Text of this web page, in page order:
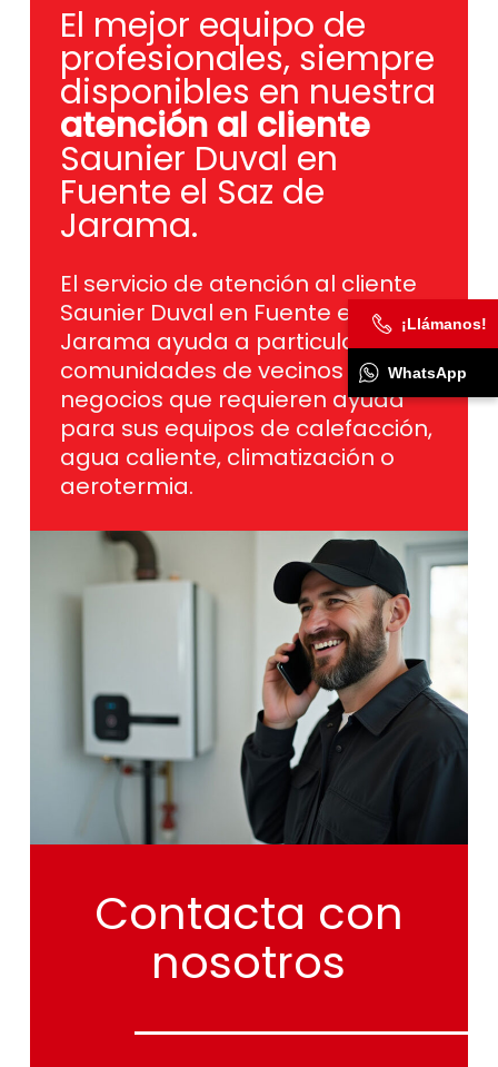
El mejor equipo de
profesionales, siempre
disponibles en nuestra
atención al cliente
Saunier Duval en
Fuente el Saz de
Jarama.
El servicio de atención al cliente
Saunier Duval en Fuente el Saz de
Jarama ayuda a particulares,
comunidades de vecinos y
negocios que requieren ayuda
para sus equipos de calefacción,
agua caliente, climatización o
aerotermia.
Contacta con
nosotros
¡Llámanos!
WhatsApp